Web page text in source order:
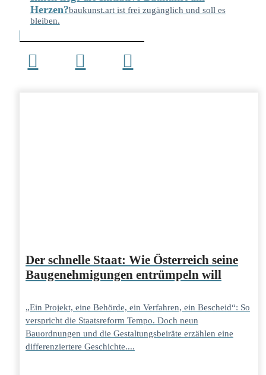
Herzen?baukunst.art ist frei zugänglich und soll es
bleiben.
Der schnelle Staat: Wie Österreich seine
Baugenehmigungen entrümpeln will
„Ein Projekt, eine Behörde, ein Verfahren, ein Bescheid“: So
verspricht die Staatsreform Tempo. Doch neun
Bauordnungen und die Gestaltungsbeiräte erzählen eine
differenziertere Geschichte....